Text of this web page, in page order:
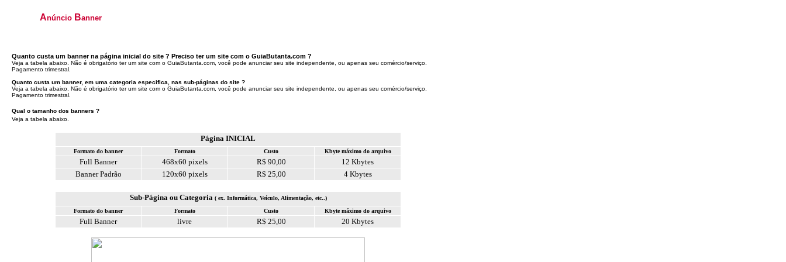
Anúncio Banner
Quanto custa um banner na página inicial do site ? Preciso ter um site com o GuiaButanta.com ?
Veja a tabela abaixo. Não é obrigatório ter um site com o GuiaButanta.com, você pode anunciar seu site independente, ou apenas seu comércio/serviço.
Pagamento trimestral.
Quanto custa um banner, em uma categoria especifica, nas sub-páginas do site ?
Veja a tabela abaixo. Não é obrigatório ter um site com o GuiaButanta.com, você pode anunciar seu site independente, ou apenas seu comércio/serviço.
Pagamento trimestral.
Qual o tamanho dos banners ?
Veja a tabela abaixo.
Página INICIAL
Formato do banner Formato Custo Kbyte máximo do arquivo
Full Banner 468x60 pixels R$ 90,00
12 Kbytes
Banner Padrão
120x60 pixels R$ 25,00 4 Kbytes
Sub-Página ou Categoria ( ex. Informática, Veículo, Alimentação, etc..)
Formato do banner
Formato Custo Kbyte máximo do arquivo
Full Banner livre R$ 25,00 20 Kbytes